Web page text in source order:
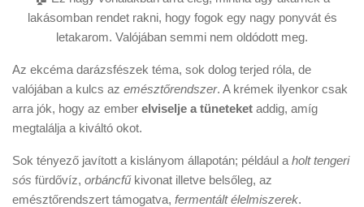
lakásomban rendet rakni, hogy fogok egy nagy ponyvát és
letakarom. Valójában semmi nem oldódott meg.
Az ekcéma darázsfészek téma, sok dolog terjed róla, de
valójában a kulcs az emésztőrendszer. A krémek ilyenkor csak
arra jók, hogy az ember elviselje a tüneteket addig, amíg
megtalálja a kiváltó okot.
Sok tényező javított a kislányom állapotán; például a holt tengeri
sós fürdővíz, orbáncfű kivonat illetve belsőleg, az
emésztőrendszert támogatva, fermentált élelmiszerek.